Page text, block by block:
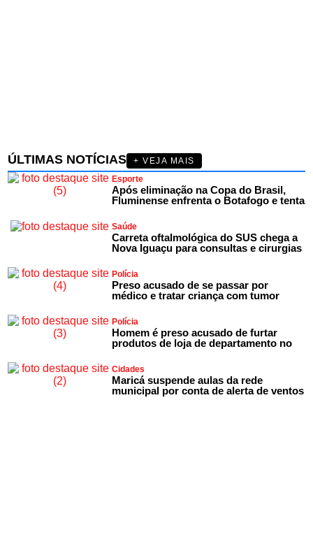
ÚLTIMAS NOTÍCIAS
+ VEJA MAIS
Esporte
Após eliminação na Copa do Brasil,
Fluminense enfrenta o Botafogo e tenta
Saúde
Carreta oftalmológica do SUS chega a
Nova Iguaçu para consultas e cirurgias
Polícia
Preso acusado de se passar por
médico e tratar criança com tumor
Polícia
Homem é preso acusado de furtar
produtos de loja de departamento no
Cidades
Maricá suspende aulas da rede
municipal por conta de alerta de ventos